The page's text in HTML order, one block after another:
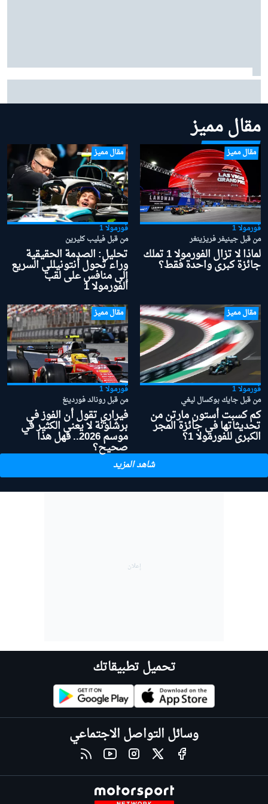
بينوتو يردّ على شائعات ساينز وبياسـتري: "نحن سعداء
مقال مميز
مقال مميز
فورمولا 1
من قبل جينيفر فريزينغر
لماذا لا تزال الفورمولا 1 تملك
جائزة كبرى واحدة فقط؟
مقال مميز
فورمولا 1
من قبل فيليب كليرين
تحليل: الصدمة الحقيقية
وراء تحول أنتونيللي السريع
إلى منافس على لقب
الفورمولا 1
مقال مميز
فورمولا 1
من قبل جايك بوكسال ليغي
كم كسبت أستون مارتن من
تحديثاتها في جائزة المجر
الكبرى للفورمولا 1؟
مقال مميز
فورمولا 1
من قبل رونالد فوردينغ
فيراري تقول أن الفوز في
برشلونة لا يعني الكثير في
موسم 2026.. فهل هذا
صحيح؟
شاهد المزيد
تحميل تطبيقاتك
وسائل التواصل الاجتماعي